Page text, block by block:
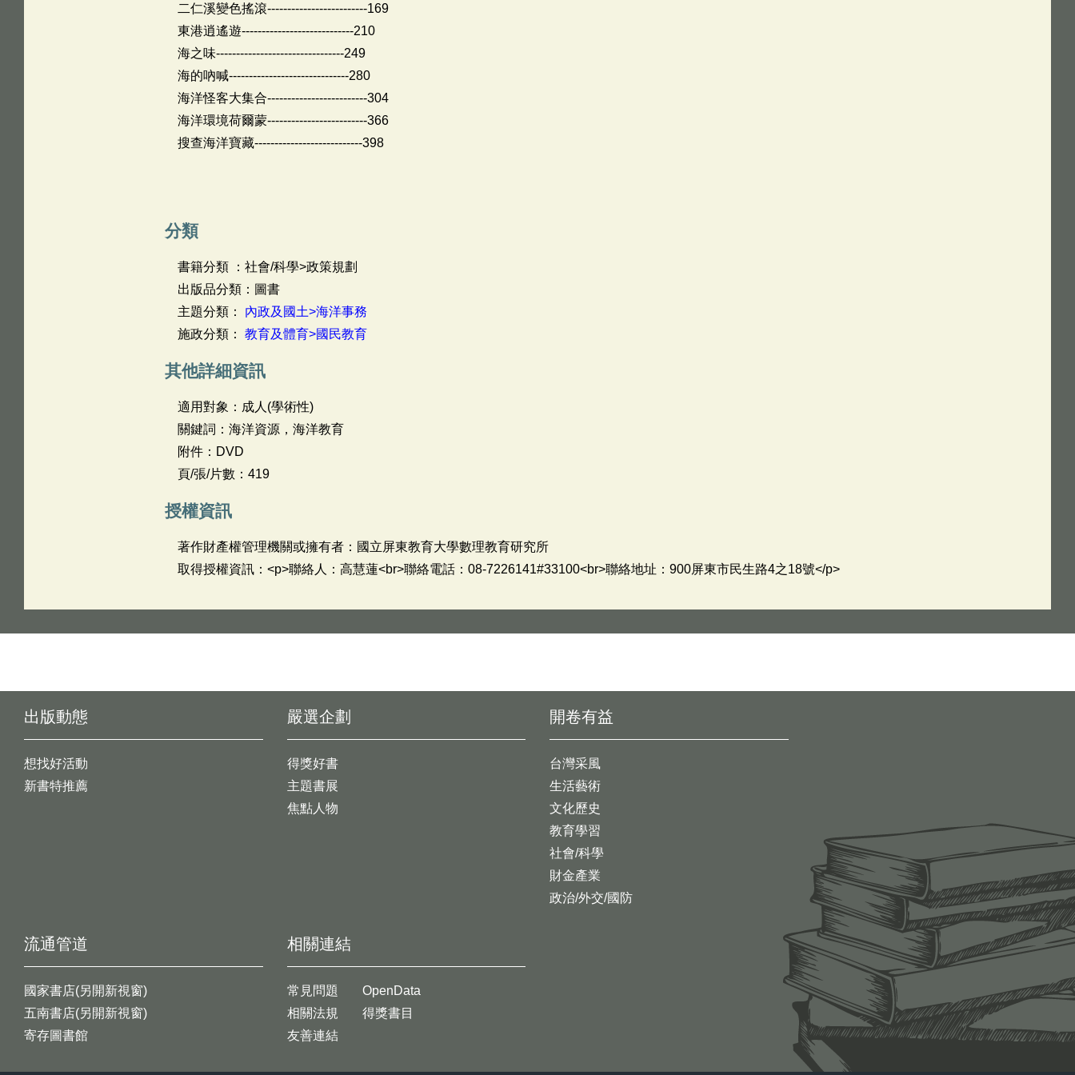
二仁溪變色搖滾-------------------------169
東港逍遙遊----------------------------210
海之味--------------------------------249
海的吶喊------------------------------280
海洋怪客大集合-------------------------304
海洋環境荷爾蒙-------------------------366
搜查海洋寶藏---------------------------398
分類
書籍分類 ：社會/科學>政策規劃
出版品分類：圖書
主題分類： 內政及國土>海洋事務
施政分類： 教育及體育>國民教育
其他詳細資訊
適用對象：成人(學術性)
關鍵詞：海洋資源，海洋教育
附件：DVD
頁/張/片數：419
授權資訊
著作財產權管理機關或擁有者：國立屏東教育大學數理教育研究所
取得授權資訊：<p>聯絡人：高慧蓮<br>聯絡電話：08-7226141#33100<br>聯絡地址：900屏東市民生路4之18號</p>
出版動態
想找好活動
新書特推薦
開卷有益
台灣采風
生活藝術
文化歷史
教育學習
社會/科學
財金產業
政治/外交/國防
嚴選企劃
得獎好書
主題書展
焦點人物
流通管道
國家書店(另開新視窗)
五南書店(另開新視窗)
寄存圖書館
相關連結
常見問題
相關法規
友善連結
OpenData
得獎書目